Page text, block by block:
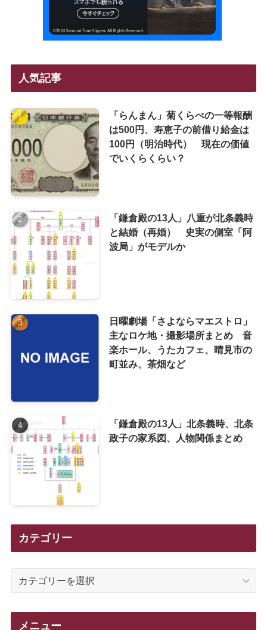
人気記事
「らんまん」菊くらべの一等報酬
は500円、寿恵子の前借り給金は
100円（明治時代） 現在の価値
でいくらくらい？
「鎌倉殿の13人」八重が北条義時
と結婚（再婚） 史実の側室「阿
波局」がモデルか
日曜劇場「さよならマエストロ」
主なロケ地・撮影場所まとめ 音
楽ホール、うたカフェ、晴見市の
町並み、茶畑など
「鎌倉殿の13人」北条義時、北条
政子の家系図、人物関係まとめ
カテゴリー
メニュー